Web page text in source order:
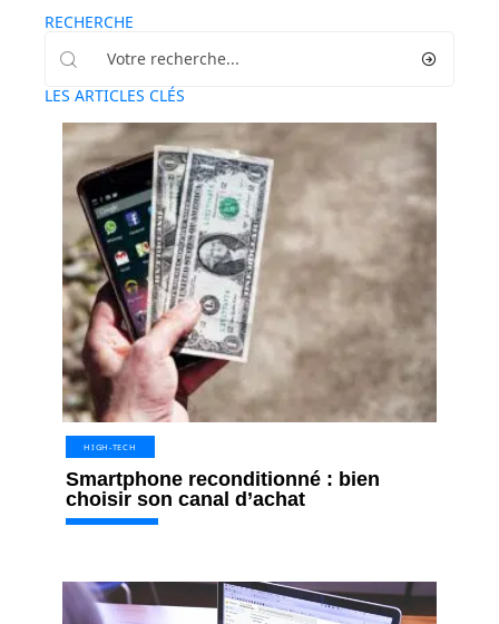
RECHERCHE
LES ARTICLES CLÉS
HIGH-TECH
Smartphone reconditionné : bien
choisir son canal d’achat